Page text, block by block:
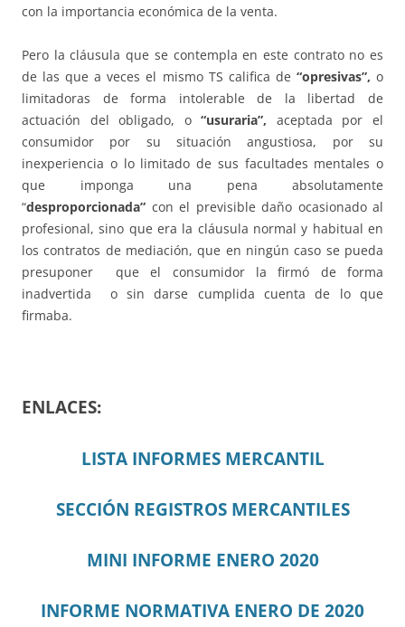
con la importancia económica de la venta.
Pero la cláusula que se contempla en este contrato no es
de las que a veces el mismo TS califica de “opresivas”, o
limitadoras de forma intolerable de la libertad de
actuación del obligado, o“usuraria”, aceptada por el
consumidor por su situación angustiosa, por su
inexperiencia o lo limitado de sus facultades mentales o
que imponga una pena absolutamente
“desproporcionada” con el previsible daño ocasionado al
profesional, sino que era la cláusula normal y habitual en
los contratos de mediación, que en ningún caso se pueda
presuponer que el consumidor la firmó de forma
inadvertida o sin darse cumplida cuenta de lo que
firmaba.
ENLACES:
LISTA INFORMES MERCANTIL
SECCIÓN REGISTROS MERCANTILES
MINI INFORME ENERO 2020
INFORME NORMATIVA ENERO DE 2020